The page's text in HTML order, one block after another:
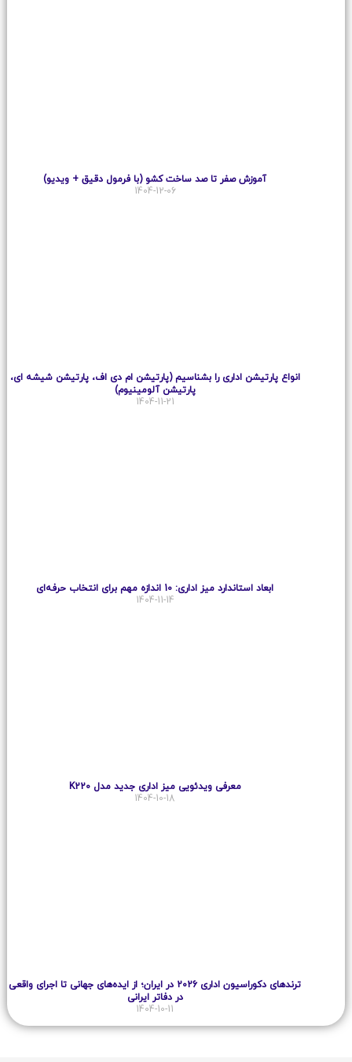
آموزش صفر تا صد ساخت کشو (با فرمول دقیق + ویدیو)
1404-12-06
انواع پارتیشن اداری را بشناسیم (پارتیشن ام دی اف، پارتیشن شیشه ای،
پارتیشن آلومینیوم)
1404-11-21
ابعاد استاندارد میز اداری: 10 اندازه مهم برای انتخاب حرفه‌ای
1404-11-14
معرفی ویدئویی میز اداری جدید مدل K220
1404-10-18
ترندهای دکوراسیون اداری 2026 در ایران؛ از ایده‌های جهانی تا اجرای واقعی
در دفاتر ایرانی
1404-10-11